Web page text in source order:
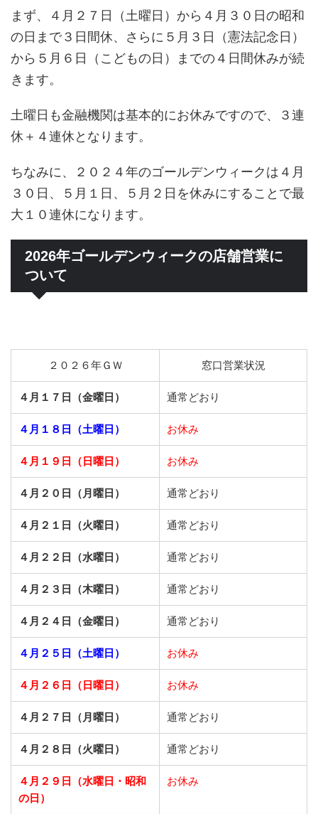
まず、４月２７日（土曜日）から４月３０日の昭和
の日まで３日間休、さらに５月３日（憲法記念日）
から５月６日（こどもの日）までの４日間休みが続
きます。
土曜日も金融機関は基本的にお休みですので、３連
休＋４連休となります。
ちなみに、２０２４年のゴールデンウィークは４月
３０日、５月１日、５月２日を休みにすることで最
大１０連休になります。
2026年ゴールデンウィークの店舗営業に
ついて
２０２６年ＧＷ 窓口営業状況
４月１７日（金曜日） 通常どおり
４月１８日（土曜日） お休み
４月１９日（日曜日） お休み
４月２０日（月曜日） 通常どおり
４月２１日（火曜日） 通常どおり
４月２２日（水曜日） 通常どおり
４月２３日（木曜日） 通常どおり
４月２４日（金曜日） 通常どおり
４月２５日（土曜日） お休み
４月２６日（日曜日） お休み
４月２７日（月曜日） 通常どおり
４月２８日（火曜日） 通常どおり
４月２９日（水曜日・昭和
の日）
お休み